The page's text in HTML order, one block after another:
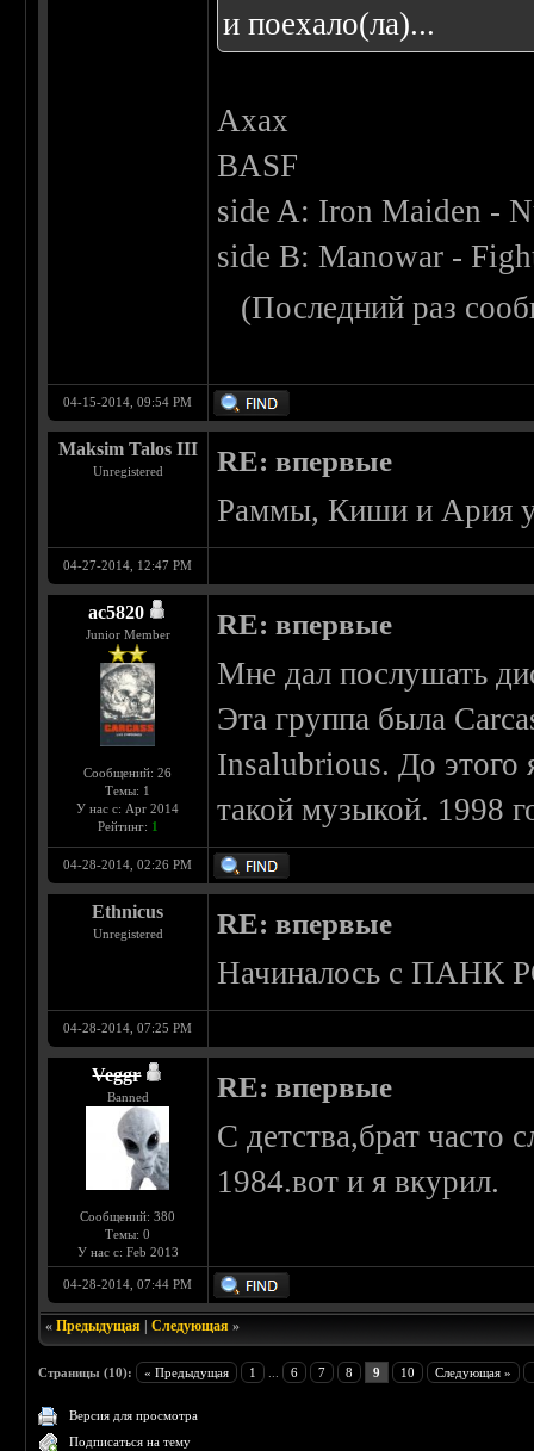
и поехало(ла)...
Ахах
BASF
side A: Iron Maiden -
side B: Manowar -
(Последний раз
04-15-2014, 09:54 PM
Maksim Talos III
Unregistered RE: впервые
Раммы, Киши и Ария у
04-27-2014, 12:47 PM
ac5820
Junior Member
Сообщений: 26
Темы: 1
У нас с: Apr 2014
Рейтинг: 1
RE: впервые
Мне дал послушать
Эта группа была
Insalubrious. До
такой музыкой. 1998
04-28-2014, 02:26 PM
Ethnicus
Unregistered RE: впервые
Начиналось с ПАНК
04-28-2014, 07:25 PM
Veggr
Banned
Сообщений: 380
Темы: 0
У нас с: Feb 2013
RE: впервые
С детства,брат часто
1984.вот и я вкурил.
04-28-2014, 07:44 PM
«Предыдущая |Следующая »
Страницы (10): « Предыдущая 1 6 7 8 9 10 Следующая »
Версия для просмотра
Подписаться на тему